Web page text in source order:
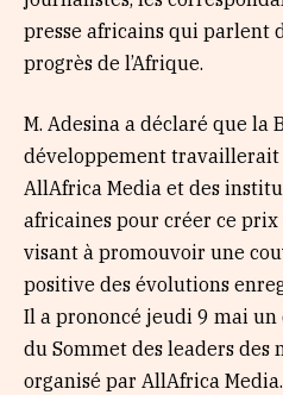
presse africains qui parlent
progrès de l’Afrique.
M. Adesina a déclaré que la
développement travaillerait
AllAfrica Media et des
africaines pour créer ce prix
visant à promouvoir une
positive des évolutions
Il a prononcé jeudi 9 mai
du Sommet des leaders des
organisé par AllAfrica Media.